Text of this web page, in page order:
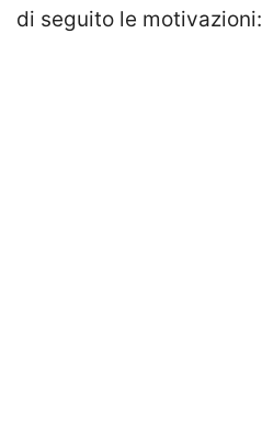
di seguito le motivazioni: